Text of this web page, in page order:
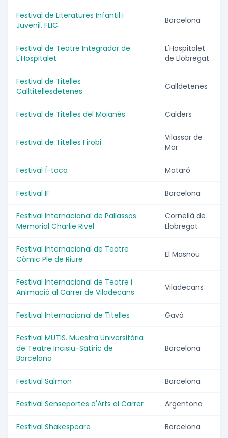
Festival de Literatures Infantil i
Juvenil. FLIC
Barcelona
Festival de Teatre Integrador de
L'Hospitalet
L'Hospitalet
de Llobregat
Festival de Titelles
Calltitellesdetenes
Calldetenes
Festival de Titelles del Moianès Calders
Festival de Titelles Firobi
Vilassar de
Mar
Festival Í-taca Mataró
Festival IF Barcelona
Festival Internacional de Pallassos
Memorial Charlie Rivel
Cornellà de
Llobregat
Festival Internacional de Teatre
Còmic Ple de Riure
El Masnou
Festival Internacional de Teatre i
Animació al Carrer de Viladecans
Viladecans
Festival Internacional de Titelles Gavà
Festival MUTIS. Muestra Universitària
de Teatre Incisiu-Satíric de
Barcelona
Barcelona
Festival Salmon Barcelona
Festival Senseportes d'Arts al Carrer Argentona
Festival Shakespeare Barcelona